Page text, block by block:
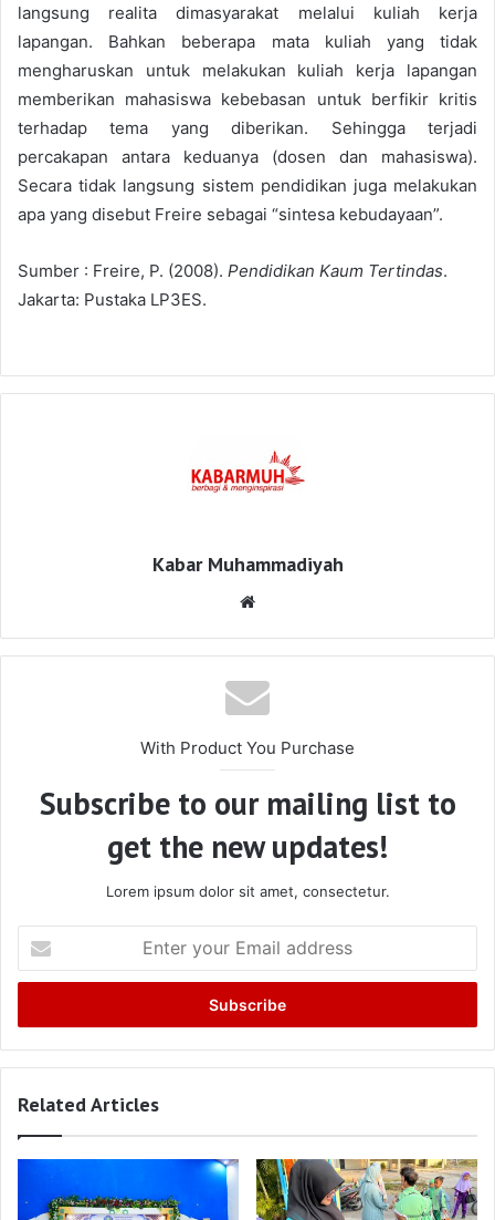
langsung realita dimasyarakat melalui kuliah kerja
lapangan. Bahkan beberapa mata kuliah yang tidak
mengharuskan untuk melakukan kuliah kerja lapangan
memberikan mahasiswa kebebasan untuk berfikir kritis
terhadap tema yang diberikan. Sehingga terjadi
percakapan antara keduanya (dosen dan mahasiswa).
Secara tidak langsung sistem pendidikan juga melakukan
apa yang disebut Freire sebagai “sintesa kebudayaan”.
Sumber : Freire, P. (2008). Pendidikan Kaum Tertindas.
Jakarta: Pustaka LP3ES.
Kabar Muhammadiyah
With Product You Purchase
Subscribe to our mailing list to
get the new updates!
Lorem ipsum dolor sit amet, consectetur.
your
Email
Related Articles